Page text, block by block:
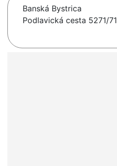
Banská Bystrica
Podlavická cesta 5271/71